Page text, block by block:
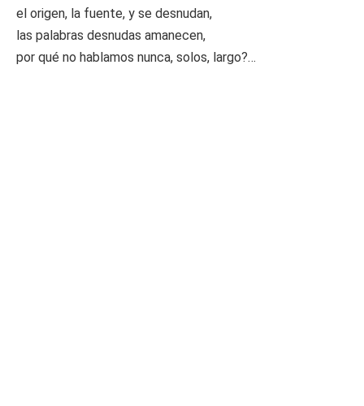
el origen, la fuente, y se desnudan,
las palabras desnudas amanecen,
por qué no hablamos nunca, solos, largo?…